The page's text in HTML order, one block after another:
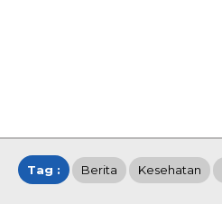
Tag : Berita Kesehatan